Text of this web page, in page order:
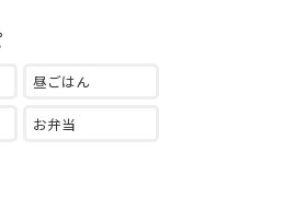
昼ごはん
お弁当